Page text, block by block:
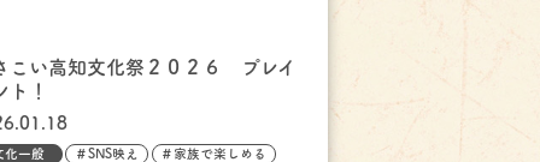
こい高知文化祭２０２６ プレイ
ト！
化一般 ＃SNS映え ＃家族で楽しめる